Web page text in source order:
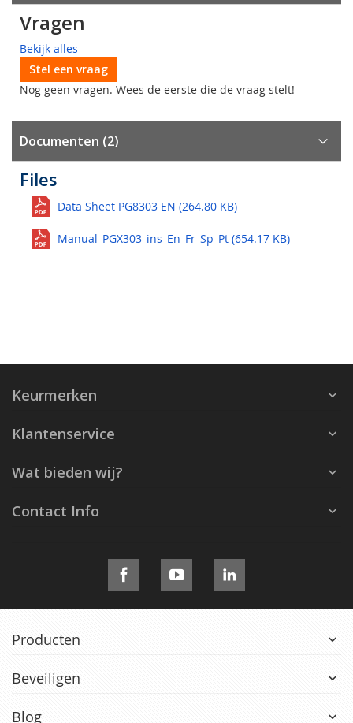
Vragen
Bekijk alles
Stel een vraag
Nog geen vragen. Wees de eerste die de vraag stelt!
Documenten (2)
Files
Data Sheet PG8303 EN (264.80 KB)
Manual_PGX303_ins_En_Fr_Sp_Pt (654.17 KB)
Keurmerken
Klantenservice
Wat bieden wij?
Contact Info
Producten
Beveiligen
Blog